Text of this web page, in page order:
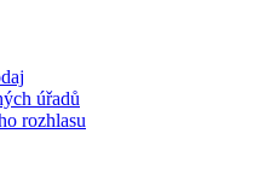
úřadů
rozhlasu